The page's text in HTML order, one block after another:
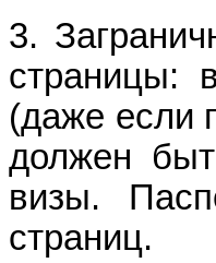
3.
страницы:
(даже если
должен
визы.
страниц.